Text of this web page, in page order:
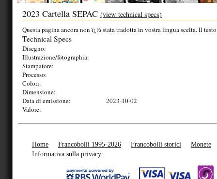
2023 Cartella SEPAC (view technical specs)
Questa pagina ancora non ï¿½ stata tradotta in vostra lingua scelta. Il
Technical Specs
Disegno:
Illustrazione/fotographia:
Stampatore:
Processo:
Colori:
Dimensione:
Data di emissione:
2023-10-02
Valore:
Home Francobolli 1995-2026 Francobolli storici
Monete
Informativa sulla privacy